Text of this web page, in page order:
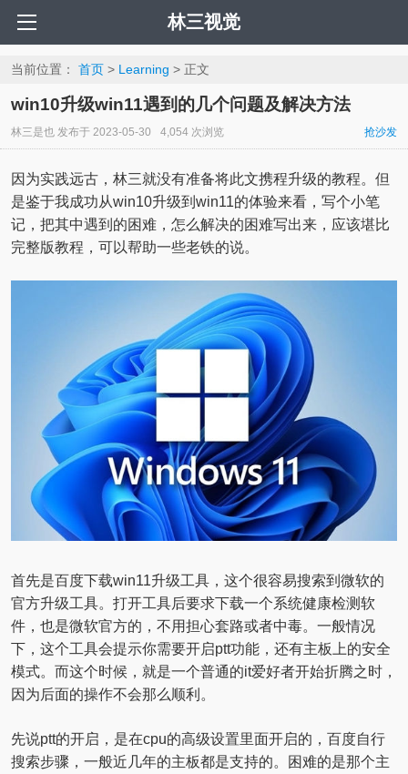
林三视觉
当前位置： 首页> Learning > 正文
win10升级win11遇到的几个问题及解决方法
林三是也发布于 2023-05-30 4,054 次浏览 抢沙发
因为实践远古，林三就没有准备将此文携程升级的教程。但
是鉴于我成功从win10升级到win11的体验来看，写个小笔
记，把其中遇到的困难，怎么解决的困难写出来，应该堪比
完整版教程，可以帮助一些老铁的说。
首先是百度下载win11升级工具，这个很容易搜索到微软的
官方升级工具。打开工具后要求下载一个系统健康检测软
件，也是微软官方的，不用担心套路或者中毒。一般情况
下，这个工具会提示你需要开启ptt功能，还有主板上的安全
模式。而这个时候，就是一个普通的it爱好者开始折腾之时，
因为后面的操作不会那么顺利。
先说ptt的开启，是在cpu的高级设置里面开启的，百度自行
搜索步骤，一般近几年的主板都是支持的。困难的是那个主